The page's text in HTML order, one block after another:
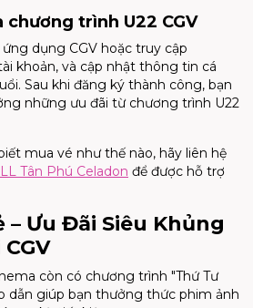
chương trình U22 CGV
dụng CGV hoặc truy cập
khoản, và cập nhật thông tin cá
Sau khi đăng ký thành công, bạn
những ưu đãi từ chương trình U22
mua vé như thế nào, hãy liên hệ
Tân Phú Celadon để được hỗ trợ
– Ưu Đãi Siêu Khủng
còn có chương trình "Thứ Tư
dẫn giúp bạn thưởng thức phim ảnh